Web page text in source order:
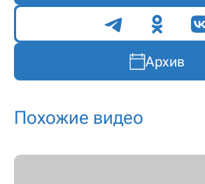
Поделиться
Архив
Похожие видео